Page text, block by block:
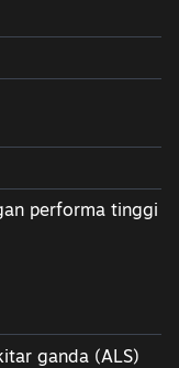
performa tinggi
ganda (ALS)